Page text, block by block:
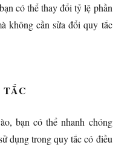
có thể thay đổi tỷ lệ phần
không cần sửa đổi quy tắc
bạn có thể nhanh chóng
dụng trong quy tắc có điều